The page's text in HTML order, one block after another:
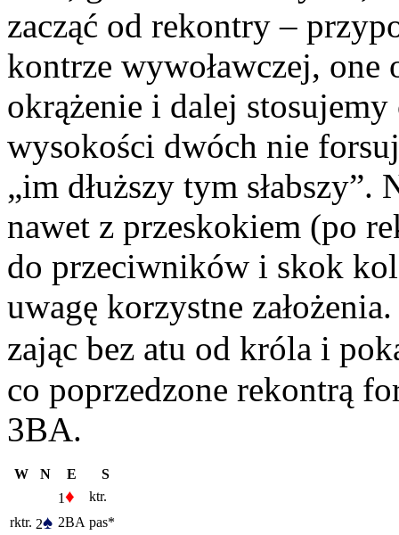
zacząć od rekontry –
kontrze wywoławczej, one
okrążenie i dalej
wysokości dwóch nie
„im dłuższy tym
nawet z przeskokiem (po
do przeciwników i skok
uwagę korzystne
zając bez atu od króla i
co poprzedzone rekontrą
3BA.
W N E
S
1♦
ktr.
rktr. 2♠ 2BA pas*